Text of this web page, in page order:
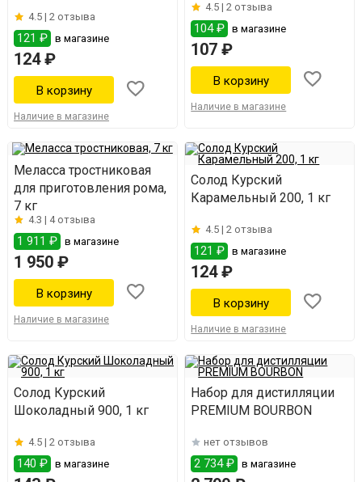
4.5 | 2 отзыва
121 ₽ в магазине
124 ₽
Наличие в магазине
4.5 |2 отзыва
104 ₽ в магазине
107 ₽
Наличие в магазине
Меласса тростниковая
для приготовления рома,
7 кг
4.3 | 4 отзыва
1 911 ₽ в магазине
1 950 ₽
Наличие в магазине
Солод Курский
Карамельный 200, 1 кг
4.5 |2 отзыва
121 ₽ в магазине
124 ₽
Наличие в магазине
Солод Курский
Шоколадный 900, 1 кг
4.5 | 2 отзыва
140 ₽ в магазине
Набор для дистилляции
PREMIUM BOURBON
нет отзывов
2 734 ₽ в магазине